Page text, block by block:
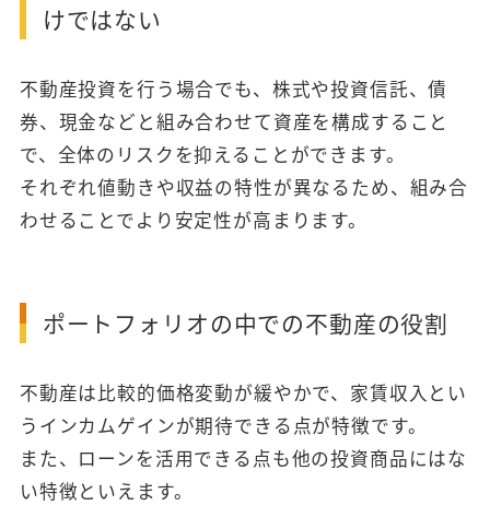
けではない
不動産投資を行う場合でも、株式や投資信託、債
券、現金などと組み合わせて資産を構成すること
で、全体のリスクを抑えることができます。
それぞれ値動きや収益の特性が異なるため、組み合
わせることでより安定性が高まります。
ポートフォリオの中での不動産の役割
不動産は比較的価格変動が緩やかで、家賃収入とい
うインカムゲインが期待できる点が特徴です。
また、ローンを活用できる点も他の投資商品にはな
い特徴といえます。